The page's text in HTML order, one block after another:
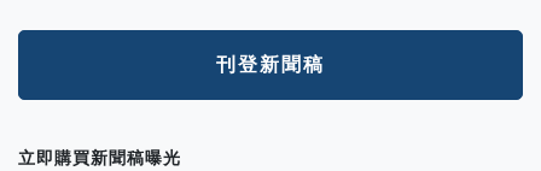
刊登新聞稿
立即購買新聞稿曝光